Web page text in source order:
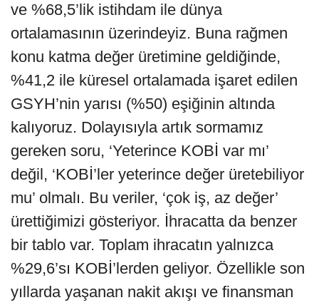
ve %68,5’lik istihdam ile dünya
ortalamasının üzerindeyiz. Buna rağmen
konu katma değer üretimine geldiğinde,
%41,2 ile küresel ortalamada işaret edilen
GSYH’nin yarısı (%50) eşiğinin altında
kalıyoruz. Dolayısıyla artık sormamız
gereken soru, ‘Yeterince KOBİ var mı’
değil, ‘KOBİ’ler yeterince değer üretebiliyor
mu’ olmalı. Bu veriler, ‘çok iş, az değer’
ürettiğimizi gösteriyor. İhracatta da benzer
bir tablo var. Toplam ihracatın yalnızca
%29,6’sı KOBİ’lerden geliyor. Özellikle son
yıllarda yaşanan nakit akışı ve finansman